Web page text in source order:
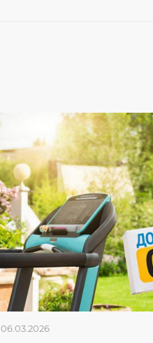
06.03.2026